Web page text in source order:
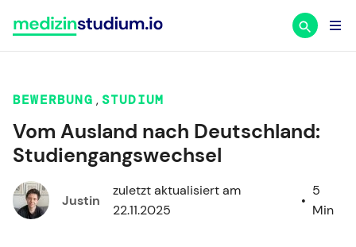
Inhalt
springen
BEWERBUNG , STUDIUM
Vom Ausland nach Deutschland:
Studiengangswechsel
Justin
zuletzt aktualisiert am
22.11.2025
•
5
Min